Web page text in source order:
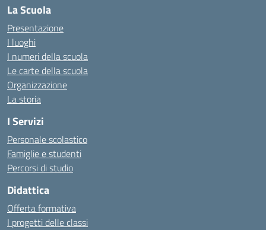
La Scuola
Presentazione
I luoghi
I numeri della scuola
Le carte della scuola
Organizzazione
La storia
I Servizi
Personale scolastico
Famiglie e studenti
Percorsi di studio
Didattica
Offerta formativa
I progetti delle classi